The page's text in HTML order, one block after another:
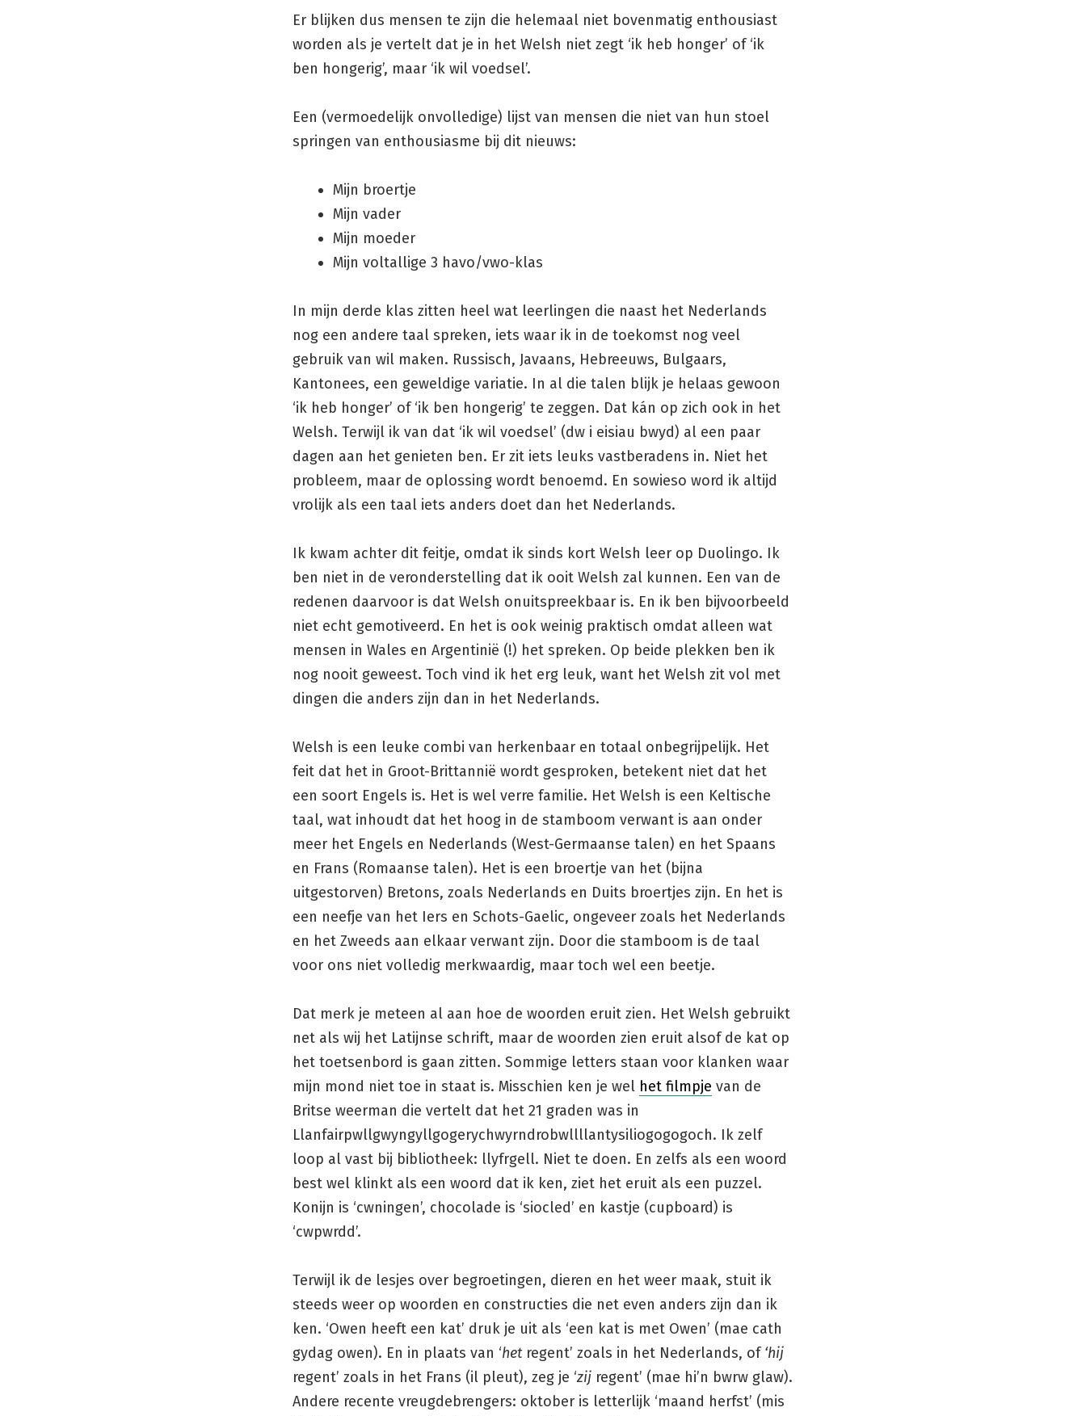
Er blijken dus mensen te zijn die helemaal niet bovenmatig enthousiast
worden als je vertelt dat je in het Welsh niet zegt ‘ik heb honger’ of ‘ik
ben hongerig’, maar ‘ik wil voedsel’.
Een (vermoedelijk onvolledige) lijst van mensen die niet van hun stoel
springen van enthousiasme bij dit nieuws:
Mijn broertje
Mijn vader
Mijn moeder
Mijn voltallige 3 havo/vwo-klas
In mijn derde klas zitten heel wat leerlingen die naast het Nederlands
nog een andere taal spreken, iets waar ik in de toekomst nog veel
gebruik van wil maken. Russisch, Javaans, Hebreeuws, Bulgaars,
Kantonees, een geweldige variatie. In al die talen blijk je helaas gewoon
‘ik heb honger’ of ‘ik ben hongerig’ te zeggen. Dat kán op zich ook in het
Welsh. Terwijl ik van dat ‘ik wil voedsel’ (dw i eisiau bwyd) al een paar
dagen aan het genieten ben. Er zit iets leuks vastberadens in. Niet het
probleem, maar de oplossing wordt benoemd. En sowieso word ik altijd
vrolijk als een taal iets anders doet dan het Nederlands.
Ik kwam achter dit feitje, omdat ik sinds kort Welsh leer op Duolingo. Ik
ben niet in de veronderstelling dat ik ooit Welsh zal kunnen. Een van de
redenen daarvoor is dat Welsh onuitspreekbaar is. En ik ben bijvoorbeeld
niet echt gemotiveerd. En het is ook weinig praktisch omdat alleen wat
mensen in Wales en Argentinië (!) het spreken. Op beide plekken ben ik
nog nooit geweest. Toch vind ik het erg leuk, want het Welsh zit vol met
dingen die anders zijn dan in het Nederlands.
Welsh is een leuke combi van herkenbaar en totaal onbegrijpelijk. Het
feit dat het in Groot-Brittannië wordt gesproken, betekent niet dat het
een soort Engels is. Het is wel verre familie. Het Welsh is een Keltische
taal, wat inhoudt dat het hoog in de stamboom verwant is aan onder
meer het Engels en Nederlands (West-Germaanse talen) en het Spaans
en Frans (Romaanse talen). Het is een broertje van het (bijna
uitgestorven) Bretons, zoals Nederlands en Duits broertjes zijn. En het is
een neefje van het Iers en Schots-Gaelic, ongeveer zoals het Nederlands
en het Zweeds aan elkaar verwant zijn. Door die stamboom is de taal
voor ons niet volledig merkwaardig, maar toch wel een beetje.
Dat merk je meteen al aan hoe de woorden eruit zien. Het Welsh gebruikt
net als wij het Latijnse schrift, maar de woorden zien eruit alsof de kat op
het toetsenbord is gaan zitten. Sommige letters staan voor klanken waar
mijn mond niet toe in staat is. Misschien ken je wel het filmpje van de
Britse weerman die vertelt dat het 21 graden was in
Llanfairpwllgwyngyllgogerychwyrndrobwllllantysiliogogogoch. Ik zelf
loop al vast bij bibliotheek: llyfrgell. Niet te doen. En zelfs als een woord
best wel klinkt als een woord dat ik ken, ziet het eruit als een puzzel.
Konijn is ‘cwningen’, chocolade is ‘siocled’ en kastje (cupboard) is
‘cwpwrdd’.
Terwijl ik de lesjes over begroetingen, dieren en het weer maak, stuit ik
steeds weer op woorden en constructies die net even anders zijn dan ik
ken. ‘Owen heeft een kat’ druk je uit als ‘een kat is met Owen’ (mae cath
gydag owen). En in plaats van ‘hetregent’ zoals in het Nederlands, of‘hij
regent’ zoals in het Frans (il pleut), zeg je ‘zij regent’ (mae hi’n bwrw glaw).
Andere recente vreugdebrengers: oktober is letterlijk ‘maand herfst’ (mis